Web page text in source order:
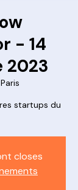
- 14
2023
Paris
startups du
closes